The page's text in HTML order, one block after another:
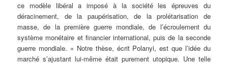
ce modèle libéral a imposé à la société les épreuves du
déracinement, de la paupérisation, de la prolétarisation de
masse, de la première guerre mondiale, de l’écroulement du
système monétaire et financier international, puis de la seconde
guerre mondiale. « Notre thèse, écrit Polanyi, est que l’idée du
marché s’ajustant lui-même était purement utopique. Une telle